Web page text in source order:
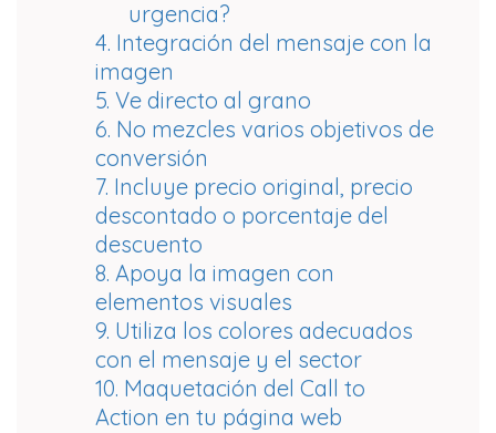
urgencia?
4. Integración del mensaje con la
imagen
5. Ve directo al grano
6. No mezcles varios objetivos de
conversión
7. Incluye precio original, precio
descontado o porcentaje del
descuento
8. Apoya la imagen con
elementos visuales
9. Utiliza los colores adecuados
con el mensaje y el sector
10. Maquetación del Call to
Action en tu página web